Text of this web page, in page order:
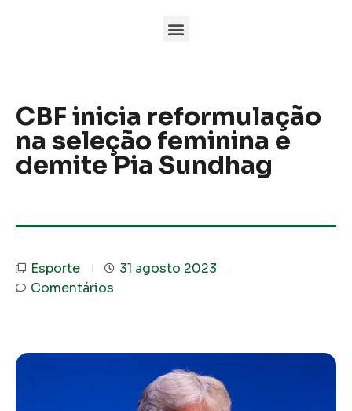
CBF inicia reformulação
na seleção feminina e
demite Pia Sundhag
Esporte
31 agosto 2023
Comentários